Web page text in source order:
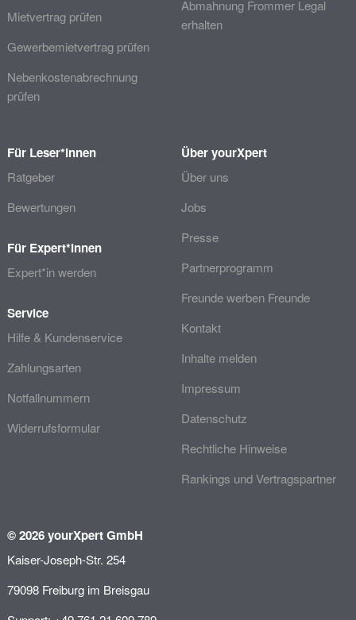
Mietvertrag prüfen
Gewerbemietvertrag prüfen
Nebenkostenabrechnung
prüfen
Abmahnung Frommer Legal
erhalten
Für Leser*innen
Ratgeber
Bewertungen
Für Expert*innen
Expert*in werden
Service
Hilfe & Kundenservice
Zahlungsarten
Notfallnummern
Widerrufsformular
Über yourXpert
Über uns
Jobs
Presse
Partnerprogramm
Freunde werben Freunde
Kontakt
Inhalte melden
Impressum
Datenschutz
Rechtliche Hinweise
Rankings und Vertragspartner
© 2026 yourXpert GmbH
Kaiser-Joseph-Str. 254
79098 Freiburg im Breisgau